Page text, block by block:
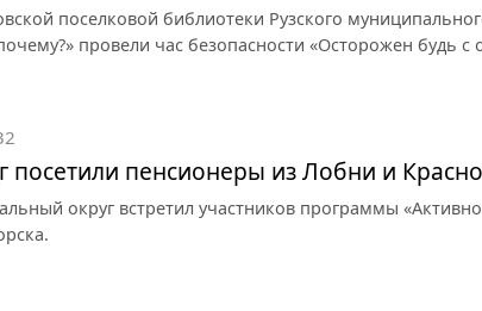
поселковой библиотеки Рузского
провели час безопасности «Осторожен будь с
посетили пенсионеры из Лобни и
округ встретил участников программы